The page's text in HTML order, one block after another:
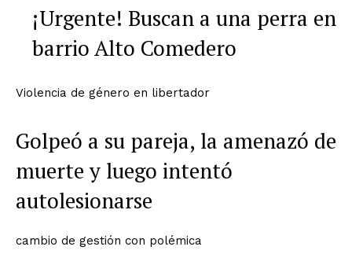
¡Urgente! Buscan a una perra en
barrio Alto Comedero
Violencia de género en libertador
Golpeó a su pareja, la amenazó de
muerte y luego intentó
autolesionarse
cambio de gestión con polémica